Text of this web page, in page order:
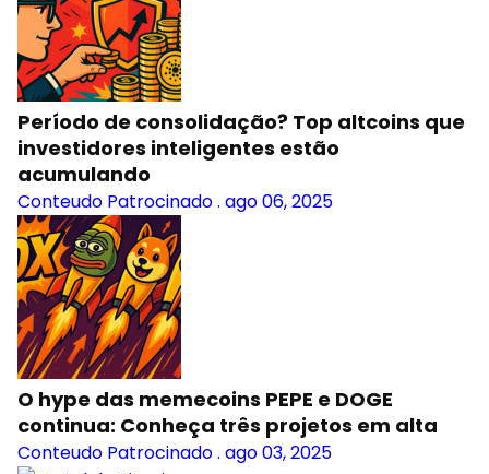
Período de consolidação? Top altcoins que
investidores inteligentes estão
acumulando
Conteudo Patrocinado. ago 06, 2025
O hype das memecoins PEPE e DOGE
continua: Conheça três projetos em alta
Conteudo Patrocinado. ago 03, 2025